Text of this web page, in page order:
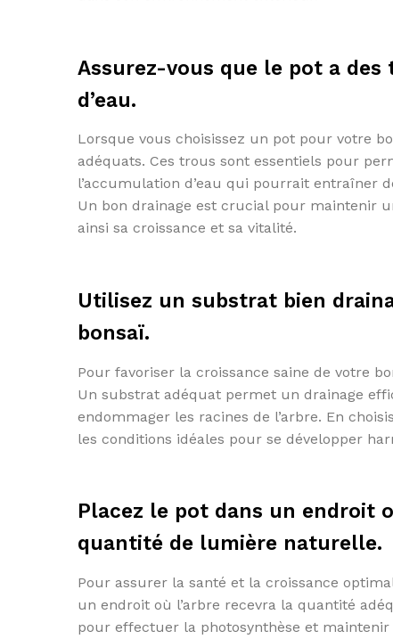
Assurez-vous que le pot a
d’eau.
Lorsque vous choisissez un pot pour votre
adéquats. Ces trous sont essentiels pour
l’accumulation d’eau qui pourrait entraîner
Un bon drainage est crucial pour maintenir
ainsi sa croissance et sa vitalité.
Utilisez un substrat bien
bonsaï.
Pour favoriser la croissance saine de votre
Un substrat adéquat permet un drainage
endommager les racines de l’arbre. En
les conditions idéales pour se développer
Placez le pot dans un endroit
quantité de lumière naturelle.
Pour assurer la santé et la croissance
un endroit où l’arbre recevra la quantité
pour effectuer la photosynthèse et